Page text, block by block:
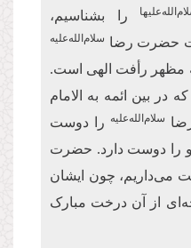
را بشناسیم،
حضرت رضا سلام‌الله‌علیه
مظهر رأفت الهی است.
در بین ائمه به الامام
سلام‌الله‌علیه را دوست
او را دوست دارد. حضرت
می‌داریم، چون ایشان
از آن درخت مبارک